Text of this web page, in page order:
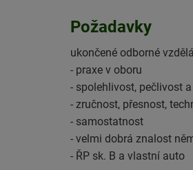
Požadavky
ukončené odborné
- praxe v oboru
- spolehlivost, pečlivost
- zručnost, přesnost,
- samostatnost
- velmi dobrá znalost
- ŘP sk. B a vlastní auto